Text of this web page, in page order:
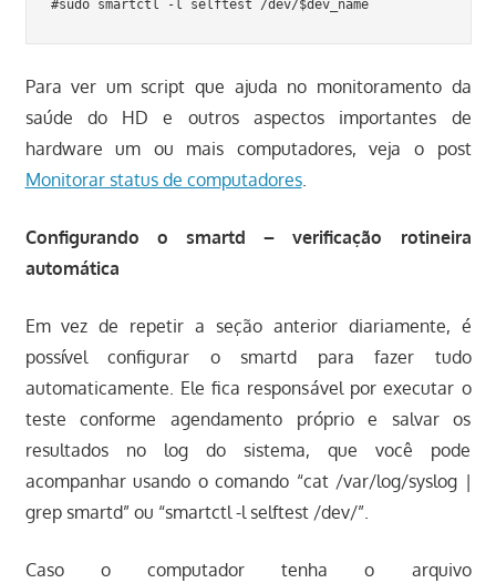
Para ver um script que ajuda no monitoramento da
saúde do HD e outros aspectos importantes de
hardware um ou mais computadores, veja o post
Monitorar status de computadores.
Configurando o smartd – verificação rotineira
automática
Em vez de repetir a seção anterior diariamente, é
possível configurar o smartd para fazer tudo
automaticamente. Ele fica responsável por executar o
teste conforme agendamento próprio e salvar os
resultados no log do sistema, que você pode
acompanhar usando o comando “cat /var/log/syslog |
grep smartd” ou “smartctl -l selftest /dev/”.
Caso o computador tenha o arquivo